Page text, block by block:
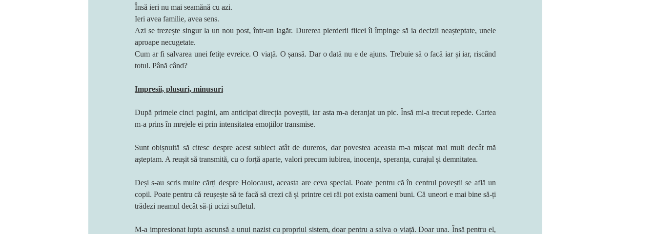
Însă ieri nu mai seamănă cu azi.
Ieri avea familie, avea sens.
Azi se trezește singur la un nou post, într-un lagăr. Durerea pierderii fiicei îl împinge să ia decizii neașteptate, unele
aproape necugetate.
Cum ar fi salvarea unei fetițe evreice. O viață. O șansă. Dar o dată nu e de ajuns. Trebuie să o facă iar și iar, riscând
totul. Până când?
Impresii, plusuri, minusuri
După primele cinci pagini, am anticipat direcția poveștii, iar asta m-a deranjat un pic. Însă mi-a trecut repede. Cartea
m-a prins în mrejele ei prin intensitatea emoțiilor transmise.
Sunt obișnuită să citesc despre acest subiect atât de dureros, dar povestea aceasta m-a mișcat mai mult decât mă
așteptam. A reușit să transmită, cu o forță aparte, valori precum iubirea, inocența, speranța, curajul și demnitatea.
Deși s-au scris multe cărți despre Holocaust, aceasta are ceva special. Poate pentru că în centrul poveștii se află un
copil. Poate pentru că reușește să te facă să crezi că și printre cei răi pot exista oameni buni. Că uneori e mai bine să-ți
trădezi neamul decât să-ți ucizi sufletul.
M-a impresionat lupta ascunsă a unui nazist cu propriul sistem, doar pentru a salva o viață. Doar una. Însă pentru el,